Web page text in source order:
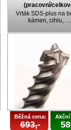
(pracovní/
Vrták SDS-plus na
kámen, cihlu, …
Běžná cena:
693,-
Akční